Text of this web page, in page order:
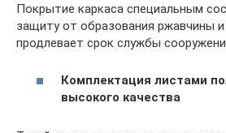
Покрытие каркаса специальным
защиту от образования ржавчины и
продлевает срок службы
Комплектация листами
высокого качества